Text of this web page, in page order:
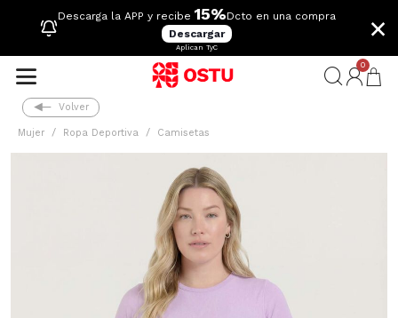
Descarga la APP y recibe 15%Dcto en una compra
Descargar
Aplican TyC
×
0
Volver
Mujer Ropa Deportiva Camisetas